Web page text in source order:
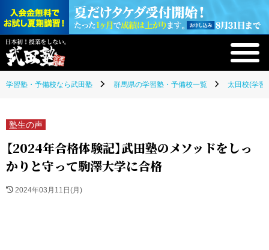
学習塾・予備校なら武田塾 群馬県の学習塾・予備校一覧 太田校(学習
塾生の声
【2024年合格体験記】武田塾のメソッドをしっ
かりと守って駒澤大学に合格
2024年03月11日(月)